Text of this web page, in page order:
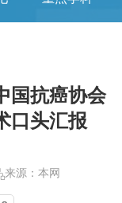
国抗癌协会
口头汇报
来源：本网